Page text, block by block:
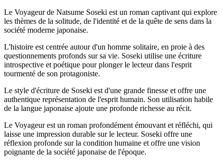
Le Voyageur de Natsume Soseki est un roman captivant qui explore
les thèmes de la solitude, de l'identité et de la quête de sens dans la
société moderne japonaise.
L'histoire est centrée autour d'un homme solitaire, en proie à des
questionnements profonds sur sa vie. Soseki utilise une écriture
introspective et poétique pour plonger le lecteur dans l'esprit
tourmenté de son protagoniste.
Le style d'écriture de Soseki est d'une grande finesse et offre une
authentique représentation de l'esprit humain. Son utilisation habile
de la langue japonaise ajoute une profonde richesse au récit.
Le Voyageur est un roman profondément émouvant et réfléchi, qui
laisse une impression durable sur le lecteur. Soseki offre une
réflexion profonde sur la condition humaine et offre une vision
poignante de la société japonaise de l'époque.